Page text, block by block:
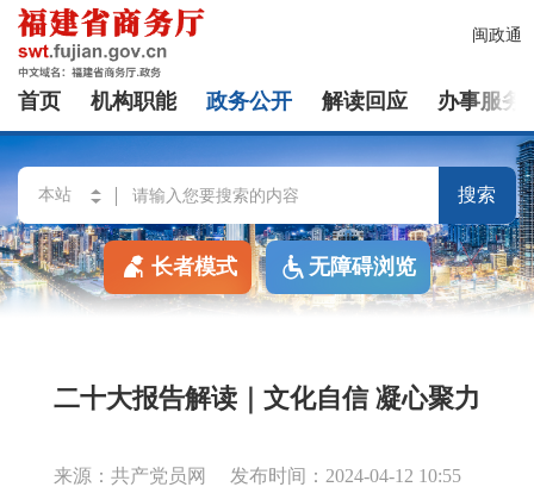
闽政通
首页 机构职能 政务公开 解读回应 办事服务
搜索
长者模式 无障碍浏览
二十大报告解读｜文化自信 凝心聚力
来源：共产党员网
发布时间：2024-04-12 10:55